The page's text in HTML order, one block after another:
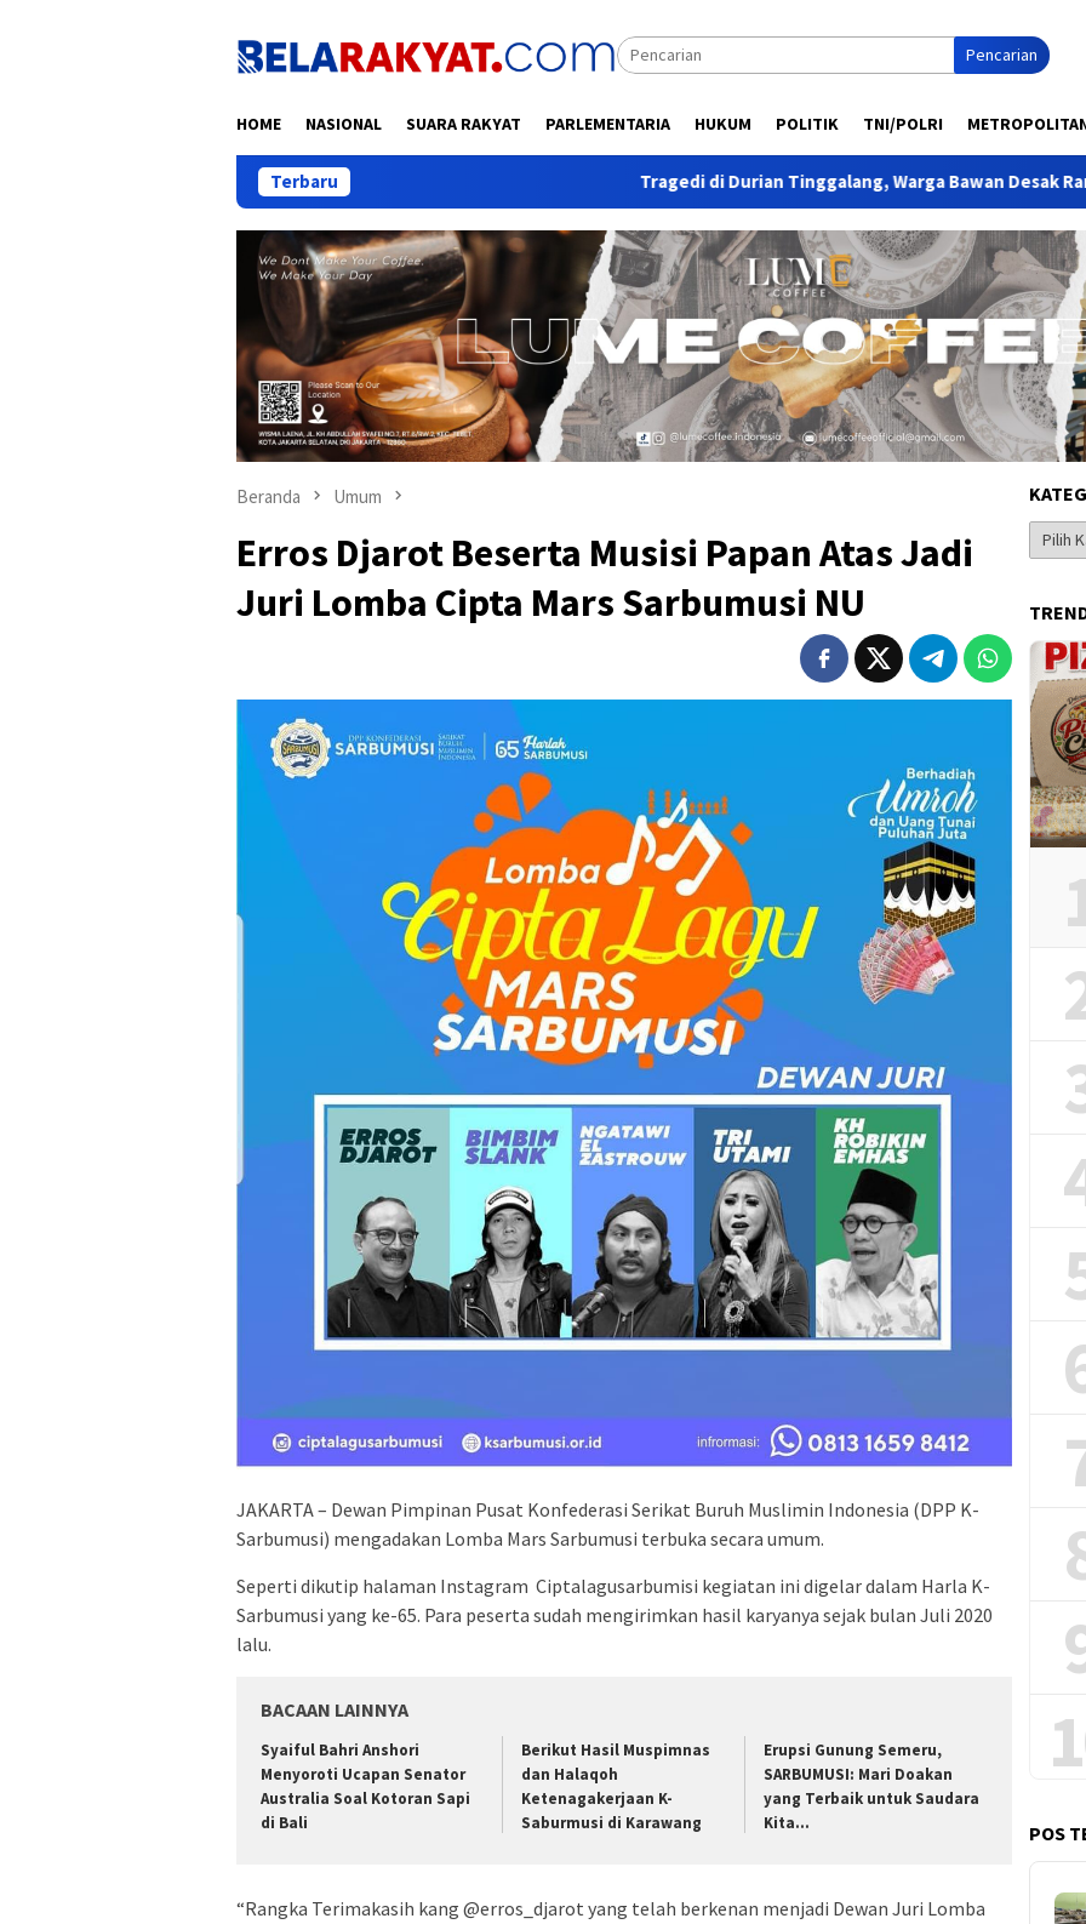
Pencarian
HOME NASIONAL SUARA RAKYAT PARLEMENTARIA HUKUM POLITIK TNI/POLRI
Terbaru Tragedi di Durian Tinggalang, Warga Bawan Desak Rambu dan
Beranda Umum
Erros Djarot Beserta Musisi Papan Atas Jadi
Juri Lomba Cipta Mars Sarbumusi NU
JAKARTA – Dewan Pimpinan Pusat Konfederasi Serikat Buruh Muslimin Indonesia (DPP K-
Sarbumusi) mengadakan Lomba Mars Sarbumusi terbuka secara umum.
Seperti dikutip halaman Instagram Ciptalagusarbumisi kegiatan ini digelar dalam Harla K-
Sarbumusi yang ke-65. Para peserta sudah mengirimkan hasil karyanya sejak bulan Juli 2020
lalu.
BACAAN LAINNYA
Syaiful Bahri Anshori
Menyoroti Ucapan Senator
Australia Soal Kotoran Sapi
di Bali
Berikut Hasil Muspimnas
dan Halaqoh
Ketenagakerjaan K-
Saburmusi di Karawang
Erupsi Gunung Semeru,
SARBUMUSI: Mari Doakan
yang Terbaik untuk Saudara
Kita…
“Rangka Terimakasih kang @erros_djarot yang telah berkenan menjadi Dewan Juri Lomba
Berita
POS